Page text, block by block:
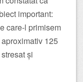
important:
care-l primisem
125
și